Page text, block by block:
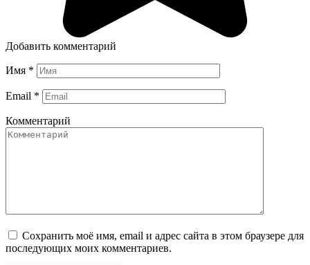
Добавить комментарий
Имя *
Email *
Комментарий
Сохранить моё имя, email и адрес сайта в этом браузере для
последующих моих комментариев.